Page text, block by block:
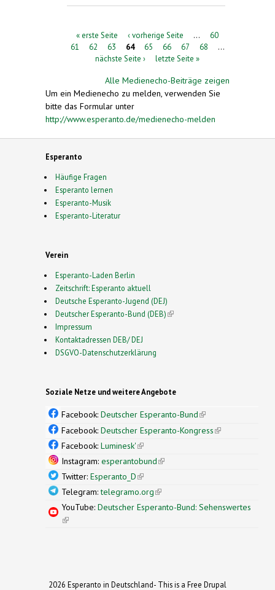
Seiten« erste Seite ‹ vorherige Seite …
60
61
62 63 64 65 66 67 68
…
nächste Seite ›
letzte Seite »
Alle Medienecho-Beiträge zeigen
Um ein Medienecho zu melden, verwenden Sie
bitte das Formular unter
http://www.esperanto.de/medienecho-melden
Esperanto
Häufige Fragen
Esperanto lernen
Esperanto-Musik
Esperanto-Literatur
Verein
Esperanto-Laden Berlin
Zeitschrift: Esperanto aktuell
Deutsche Esperanto-Jugend (DEJ)
Deutscher Esperanto-Bund (DEB)(link is external)
Impressum
Kontaktadressen DEB/ DEJ
DSGVO-Datenschutzerklärung
Soziale Netze und weitere Angebote
Facebook: Deutscher Esperanto-Bund(link is
external)
Facebook: Deutscher Esperanto-Kongress(link is
Facebook: Luminesk'(link is external)
Instagram: esperantobund(link is external)
Twitter: Esperanto_D(link is external)
Telegram:telegramo.org(link is external)
YouTube: Deutscher Esperanto-Bund: Sehenswertes
(link is external)
2026 Esperanto in Deutschland- This is a Free Drupal